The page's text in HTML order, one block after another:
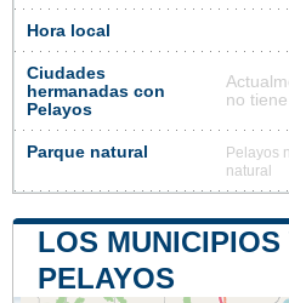
Hora local
Ciudades
hermanadas con
Pelayos
no
Parque natural
Pelayos
natural
LOS
PELAYOS